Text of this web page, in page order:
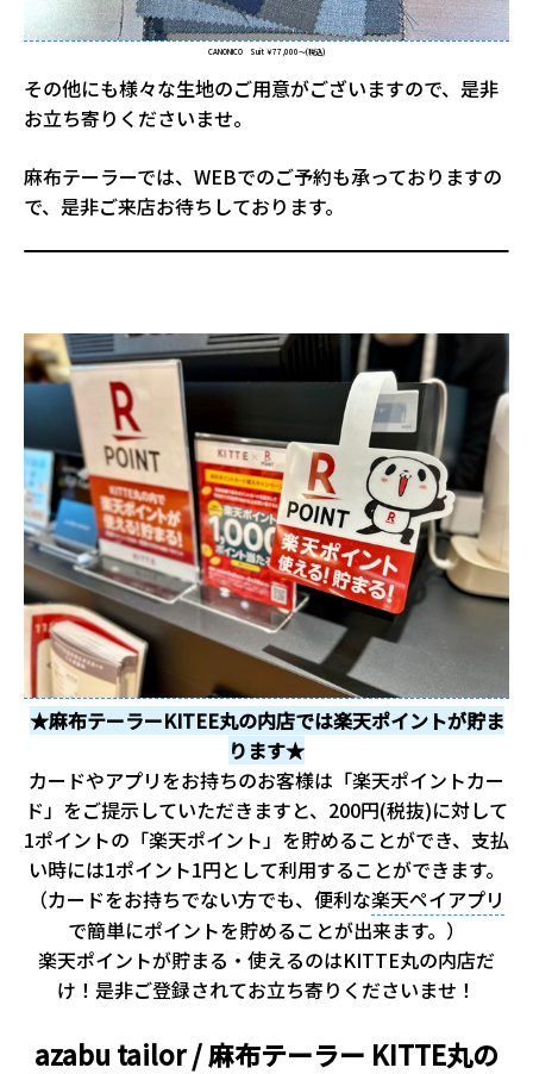
CANONICO Suit ￥77,000～(税込)
その他にも様々な生地のご用意がございますので、是非
お立ち寄りくださいませ。
麻布テーラーでは、WEBでのご予約も承っておりますの
で、是非ご来店お待ちしております。
★麻布テーラーKITEE丸の内店では楽天ポイントが貯ま
ります★
カードやアプリをお持ちのお客様は「楽天ポイントカー
ド」をご提示していただきますと、200円(税抜)に対して
1ポイントの「楽天ポイント」を貯めることができ、支払
い時には1ポイント1円として利用することができます。
（カードをお持ちでない方でも、便利な楽天ペイアプリ
で簡単にポイントを貯めることが出来ます。）
楽天ポイントが貯まる・使えるのはKITTE丸の内店だ
け！是非ご登録されてお立ち寄りくださいませ！
azabu tailor / 麻布テーラー KITTE丸の